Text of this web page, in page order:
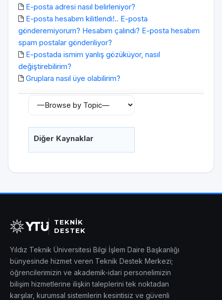
E-posta adresi nasıl belirleniyor?
E-posta hesabım kilitlendi!.. E-posta
gönderemiyorum? Hesabım çalındı? E-posta hesabım
spam postalar gönderiliyor?
E-postada ismim yanlış gözüküyor, nasıl
değiştirebilirim?
Gruplara nasıl üye olabilirim?
Diğer Kaynaklar
TEKNİK
DESTEK
Yıldız Teknik Üniversitesi Bilgi İşlem Daire Başkanlığı
bünyesinde hizmet veren Teknik Destek Merkezi;
öğrencilerimizin ve akademik-idari personelimizin
bilişim hizmetlerine ilişkin taleplerini tek noktadan
karşılar, kurumsal sistemlerin kesintisiz ve güvenli